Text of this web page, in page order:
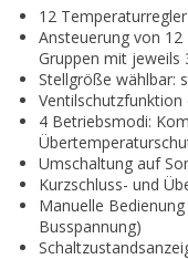
12
Ansteuerung von
Gruppen mit jeweils
Stellgröße wählbar:
Ventilschutzfunktion
4 Betriebsmodi:
Umschaltung auf
Kurzschluss- und
Manuelle
Busspannung)